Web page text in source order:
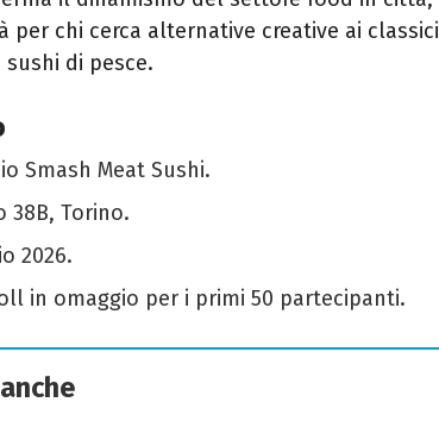
chi cerca alternative creative ai classici
di pesce.
Smash Meat Sushi.
38B, Torino.
2026.
in omaggio per i primi 50 partecipanti.